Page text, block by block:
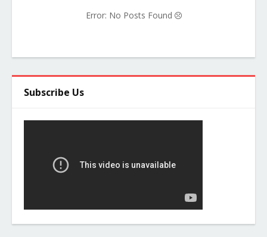
Error: No Posts Found
Subscribe Us